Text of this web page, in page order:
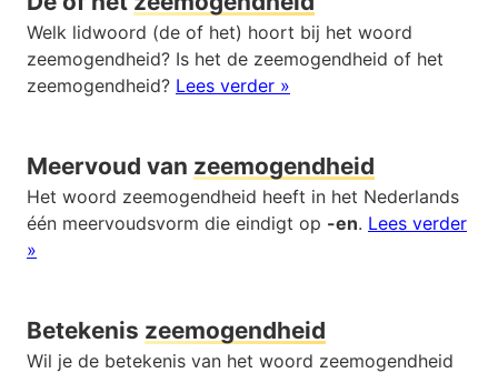
Welk lidwoord (de of het) hoort bij het woord
zeemogendheid? Is het de zeemogendheid of het
zeemogendheid? Lees verder »
Meervoud van zeemogendheid
Het woord zeemogendheid heeft in het Nederlands
één meervoudsvorm die eindigt op -en. Lees verder
»
Betekenis zeemogendheid
Wil je de betekenis van het woord zeemogendheid